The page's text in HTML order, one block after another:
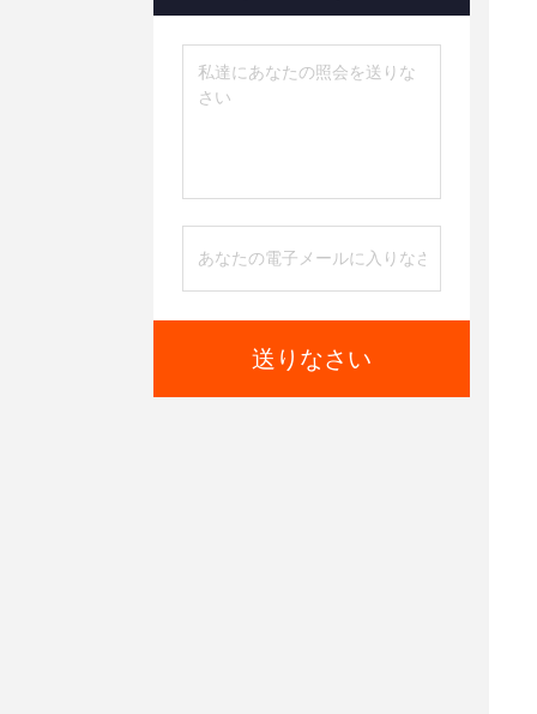
送りなさい